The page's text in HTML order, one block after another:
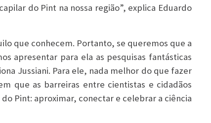
do Pint na nossa região”, explica Eduardo
que conhecem. Portanto, se queremos que a
apresentar para ela as pesquisas fantásticas
Jussiani. Para ele, nada melhor do que fazer
que as barreiras entre cientistas e cidadãos
Pint: aproximar, conectar e celebrar a ciência